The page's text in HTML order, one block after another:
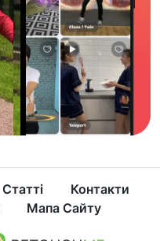
Статті
Контакти
Мапа Сайту